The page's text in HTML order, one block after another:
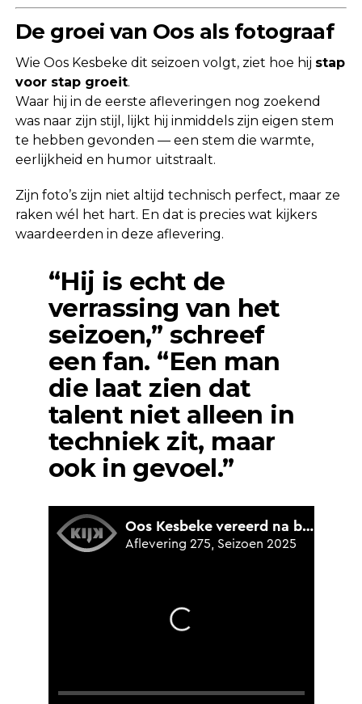
De groei van Oos als fotograaf
Wie Oos Kesbeke dit seizoen volgt, ziet hoe hij stap
voor stap groeit.
Waar hij in de eerste afleveringen nog zoekend
was naar zijn stijl, lijkt hij inmiddels zijn eigen stem
te hebben gevonden — een stem die warmte,
eerlijkheid en humor uitstraalt.
Zijn foto’s zijn niet altijd technisch perfect, maar ze
raken wél het hart. En dat is precies wat kijkers
waardeerden in deze aflevering.
“Hij is echt de
verrassing van het
seizoen,” schreef
een fan. “Een man
die laat zien dat
talent niet alleen in
techniek zit, maar
ook in gevoel.”